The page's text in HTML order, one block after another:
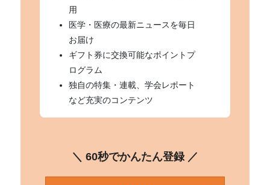
用
医学・医療の最新ニュースを毎日
お届け
ギフト券に交換可能なポイントプ
ログラム
独自の特集・連載、学会レポート
など充実のコンテンツ
＼ 60秒でかんたん登録 ／